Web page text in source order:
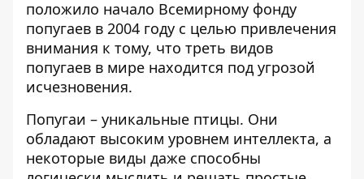
положило начало Всемирному фонду
попугаев в 2004 году с целью привлечения
внимания к тому, что треть видов
попугаев в мире находится под угрозой
исчезновения.
Попугаи – уникальные птицы. Они
обладают высоким уровнем интеллекта, а
некоторые виды даже способны